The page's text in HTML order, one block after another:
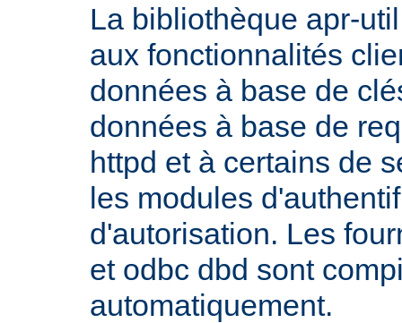
La bibliothèque apr-
aux fonctionnalités
données à base de
données à base de
httpd et à certains de
les modules
d'autorisation. Les
et odbc dbd sont
automatiquement.